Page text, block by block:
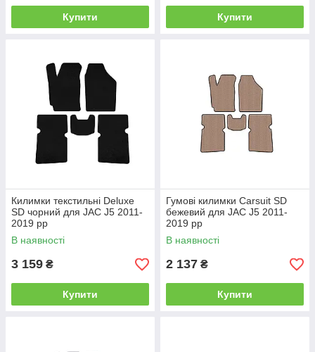
Купити Купити
Килимки текстильні Deluxe
SD чорний для JAC J5 2011-
2019 рр
В наявності
3 159 ₴
Купити
Гумові килимки Carsuit SD
бежевий для JAC J5 2011-
2019 рр
В наявності
2 137 ₴
Купити